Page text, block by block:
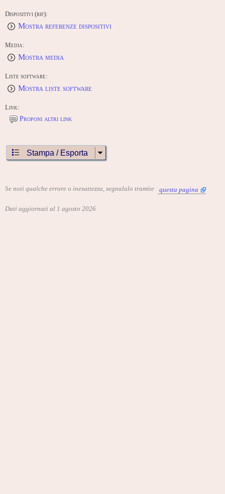
Dispositivi (rif):
Mostra referenze dispositivi
Media:
Mostra media
Liste software:
Mostra liste software
Link:
Proponi altri link
Stampa / Esporta
Se noti qualche errore o inesattezza, segnalalo tramite questa pagina
Dati aggiornati al 1 agosto 2026